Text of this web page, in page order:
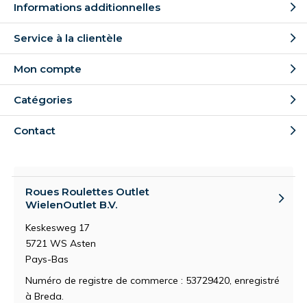
Informations additionnelles
Service à la clientèle
Mon compte
Catégories
Contact
Roues Roulettes Outlet
WielenOutlet B.V.
Keskesweg 17
5721 WS Asten
Pays-Bas
Numéro de registre de commerce : 53729420, enregistré
à Breda.